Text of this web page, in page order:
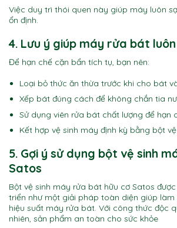
Việc duy trì thói quen này giúp máy luôn
ổn định.
4. Lưu ý giúp máy rửa bát
Để hạn chế cặn bẩn tích tụ, bạn nên:
Loại bỏ thức ăn thừa trước khi cho bát
Xếp bát đúng cách để không chắn tia
Sử dụng viên rửa bát chất lượng để hạn
Kết hợp vệ sinh máy định kỳ bằng bột
5. Gợi ý sử dụng bột vệ sinh
Satos
Bột vệ sinh máy rửa bát hữu cơ Satos
triển như một giải pháp toàn diện giúp làm
hiệu suất máy rửa bát. Với công thức độc
nhiên, sản phẩm an toàn cho sức khỏe